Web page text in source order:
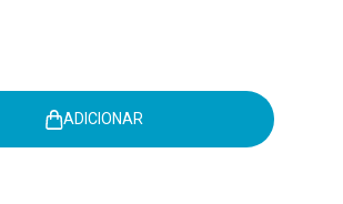
ADICIONAR